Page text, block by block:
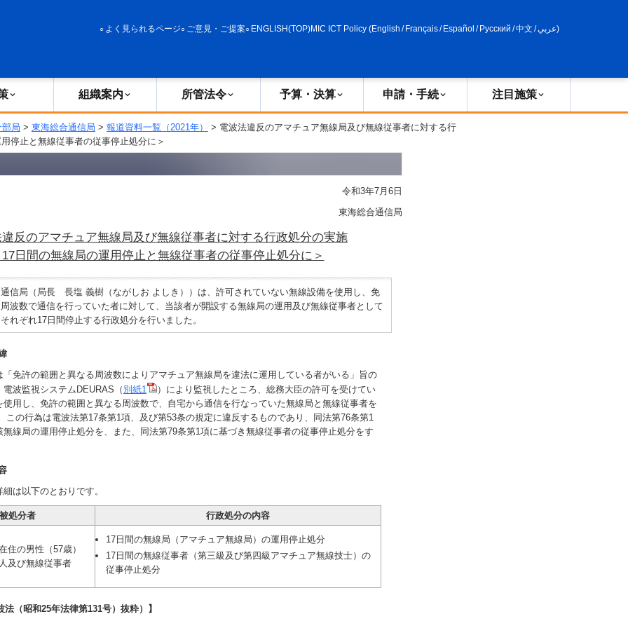
よく見られるページ ご意見・ご提案 ENGLISH(TOP)MIC ICT Policy (English / Français/ Español / Русский /中文 /عربي)
組織案内 所管法令 予算・決算 申請・手続 注目施策
局 > 東海総合通信局 > 報道資料一覧（2021年）
> 電波法違反のアマチュア無線局及び無線従事者に対する行
停止と無線従事者の従事停止処分に＞
令和3年7月6日
東海総合通信局
反のアマチュア無線局及び無線従事者に対する行政処分の実施
日間の無線局の運用停止と無線従事者の従事停止処分に＞
信局（局長 長塩 義樹（ながしお よしき））は、許可されていない無線設備を使用し、免
波数で通信を行っていた者に対して、当該者が開設する無線局の運用及び無線従事者として
れぞれ17日間停止する行政処分を行いました。
免許の範囲と異なる周波数によりアマチュア無線局を違法に運用している者がいる」旨の
波監視システムDEURAS（ 別紙1
）により監視したところ、総務大臣の許可を受けてい
使用し、免許の範囲と異なる周波数で、自宅から通信を行なっていた無線局と無線従事者を
この行為は電波法第17条第1項、及び第53条の規定に違反するものであり、同法第76条第1
無線局の運用停止処分を、また、同法第79条第1項に基づき無線従事者の従事停止処分をす
は以下のとおりです。
被処分者 行政処分の内容
住の男性（57歳）
及び無線従事者
17日間の無線局（アマチュア無線局）の運用停止処分
17日間の無線従事者（第三級及び第四級アマチュア無線技士）の
従事停止処分
（昭和25年法律第131号）抜粋）】